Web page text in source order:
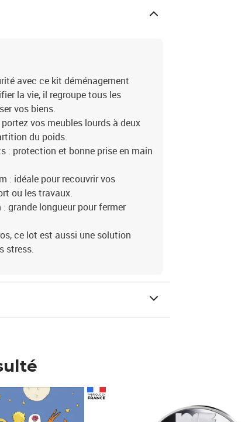
avec ce kit déménagement
la vie, il regroupe tous les
vos biens.
vos meubles lourds à deux
du poids.
: protection et bonne prise en main
: idéale pour recouvrir vos
ou les travaux.
grande longueur pour fermer
ce lot est aussi une solution
stress.